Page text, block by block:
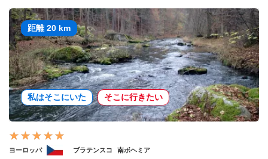
距離 20 km
私はそこにいた そこに行きたい
ヨーロッパ ブラテンスコ 南ボヘミア